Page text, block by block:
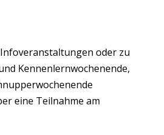
oder zu
Kennenlernwochenende,
eine Teilnahme am